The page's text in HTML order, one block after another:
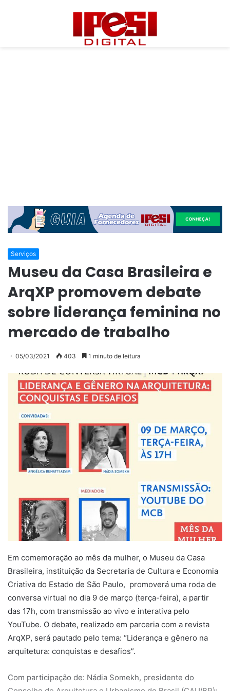
Serviços
Museu da Casa Brasileira e
ArqXP promovem debate
sobre liderança feminina no
mercado de trabalho
05/03/2021 403 1 minuto de leitura
Em comemoração ao mês da mulher, o Museu da Casa
Brasileira, instituição da Secretaria de Cultura e Economia
Criativa do Estado de São Paulo, promoverá uma roda de
conversa virtual no dia 9 de março (terça-feira), a partir
das 17h, com transmissão ao vivo e interativa pelo
YouTube. O debate, realizado em parceria com a revista
ArqXP, será pautado pelo tema: “Liderança e gênero na
arquitetura: conquistas e desafios”.
Com participação de: Nádia Somekh, presidente do